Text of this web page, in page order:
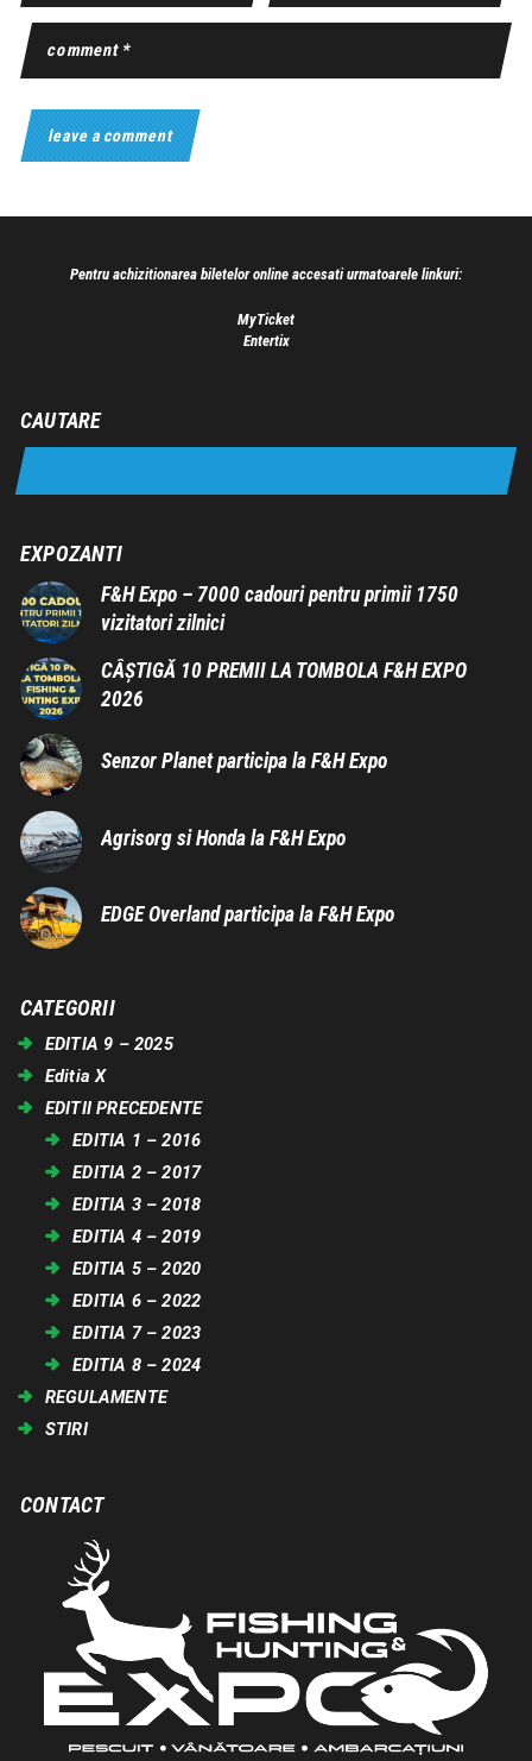
Pentru achizitionarea biletelor online accesati urmatoarele linkuri:
MyTicket
Entertix
CAUTARE
EXPOZANTI
F&H Expo – 7000 cadouri pentru primii 1750
vizitatori zilnici
CÂȘTIGĂ 10 PREMII LA TOMBOLA F&H EXPO
2026
Senzor Planet participa la F&H Expo
Agrisorg si Honda la F&H Expo
EDGE Overland participa la F&H Expo
CATEGORII
EDITIA 9 – 2025
Editia X
EDITII PRECEDENTE
EDITIA 1 – 2016
EDITIA 2 – 2017
EDITIA 3 – 2018
EDITIA 4 – 2019
EDITIA 5 – 2020
EDITIA 6 – 2022
EDITIA 7 – 2023
EDITIA 8 – 2024
REGULAMENTE
STIRI
CONTACT